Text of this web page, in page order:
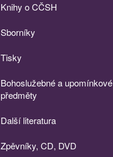
Knihy o CČSH
Sborníky
Tisky
Bohoslužebné a upomínkové
předměty
Další literatura
Zpěvníky, CD, DVD